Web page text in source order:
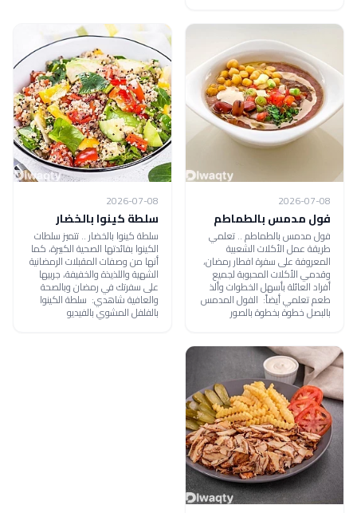
2026-07-08
فول مدمس بالطماطم
فول مدمس بالطماطم .. تعلمي
طريقة عمل الأكلات الشعبية
المعروفة على سفرة افطار رمضان،
وقدمي الأكلات المحبوبة لجميع
أفراد العائلة بأسهل الخطوات وألذ
طعم تعلمي أيضاً: الفول المدمس
بالبصل خطوة بخطوة بالصور
2026-07-08
سلطة كينوا بالخضار
سلطة كينوا بالخضار .. تتميز سلطات
الكينوا بفائدتها الصحية الكبيرة، كما
أنها من وصفات المقبلات الرمضانية
الشهية واللذيذة والخفيفة، جربيها
على سفرتك في رمضان وبالصحة
والعافية شاهدي: سلطة الكينوا
بالفلفل المشوي بالفيديو